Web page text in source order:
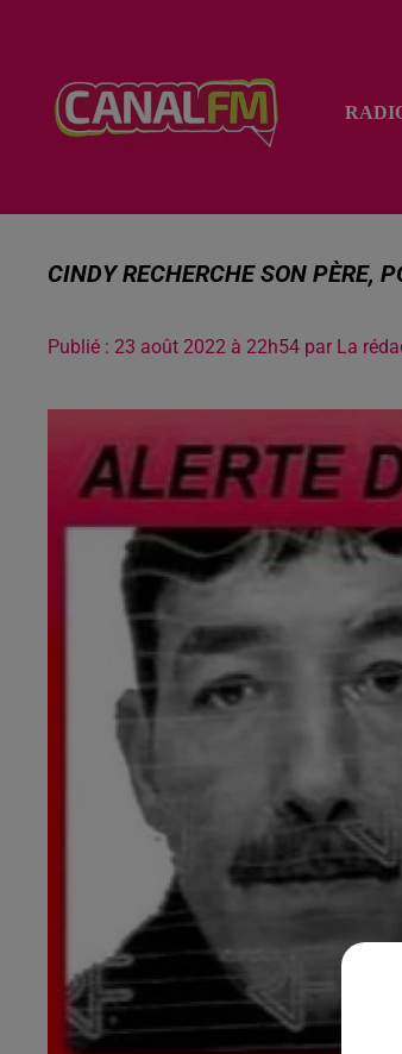
CINDY RECHERCHE SON PÈRE,
Publié : 23 août 2022 à 22h54 par La
LUCAS GLVL MIX